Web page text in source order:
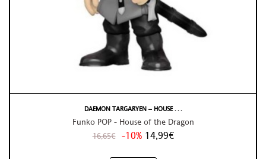
DAEMON TARGARYEN – HOUSE . . .
Funko POP - House of the Dragon
16,65€ -10% 14,99€